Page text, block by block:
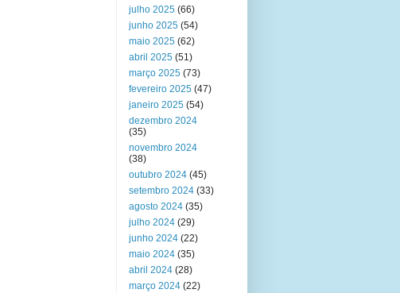
julho 2025 (66)
junho 2025 (54)
maio 2025 (62)
abril 2025 (51)
março 2025 (73)
fevereiro 2025 (47)
janeiro 2025 (54)
dezembro 2024
(35)
novembro 2024
(38)
outubro 2024 (45)
setembro 2024 (33)
agosto 2024 (35)
julho 2024 (29)
junho 2024 (22)
maio 2024 (35)
abril 2024 (28)
março 2024 (22)